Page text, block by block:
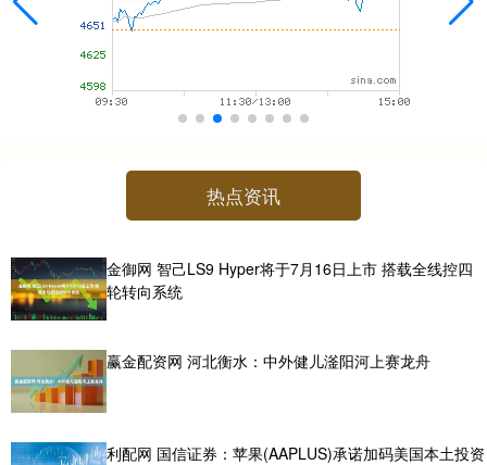
热点资讯
金御网 智己LS9 Hyper将于7月16日上市 搭载全线控四
轮转向系统
赢金配资网 河北衡水：中外健儿滏阳河上赛龙舟
利配网 国信证券：苹果(AAPLUS)承诺加码美国本土投资